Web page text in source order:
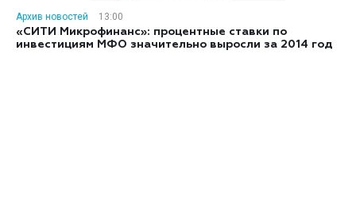
Архив новостей
13:00
«СИТИ Микрофинанс»: процентные ставки по
инвестициям МФО значительно выросли за 2014 год